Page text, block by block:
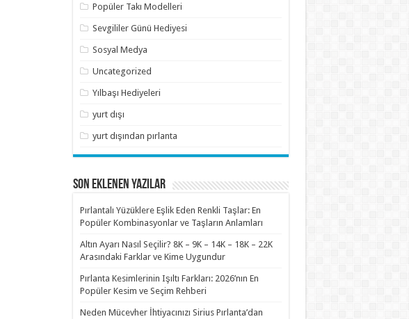
Popüler Takı Modelleri
Sevgililer Günü Hediyesi
Sosyal Medya
Uncategorized
Yılbaşı Hediyeleri
yurt dışı
yurt dışından pırlanta
SON EKLENEN YAZILAR
Pırlantalı Yüzüklere Eşlik Eden Renkli Taşlar: En
Popüler Kombinasyonlar ve Taşların Anlamları
Altın Ayarı Nasıl Seçilir? 8K – 9K – 14K – 18K – 22K
Arasındaki Farklar ve Kime Uygundur
Pırlanta Kesimlerinin Işıltı Farkları: 2026’nın En
Popüler Kesim ve Seçim Rehberi
Neden Mücevher İhtiyacınızı Sirius Pırlanta’dan